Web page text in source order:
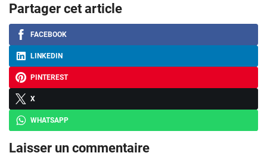
Partager cet article
FACEBOOK
LINKEDIN
PINTEREST
X
WHATSAPP
Laisser un commentaire